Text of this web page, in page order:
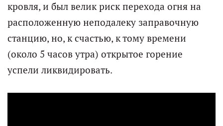
кровля, и был велик риск перехода огня на
расположенную неподалеку заправочную
станцию, но, к счастью, к тому времени
(около 5 часов утра) открытое горение
успели ликвидировать.